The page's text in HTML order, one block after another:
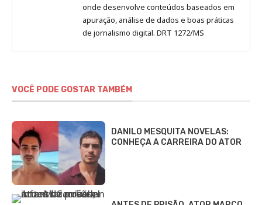
onde desenvolve conteúdos baseados em
apuração, análise de dados e boas práticas
de jornalismo digital. DRT 1272/MS
VOCÊ PODE GOSTAR TAMBÉM
DANILO MESQUITA NOVELAS:
CONHEÇA A CARREIRA DO ATOR